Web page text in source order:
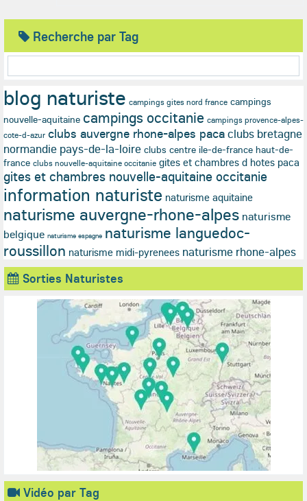
Recherche par Tag
blog naturiste campings gites nord france campings
nouvelle-aquitaine campings occitanie campings provence-alpes-
cote-d-azur clubs auvergne rhone-alpes pacaclubs bretagne
normandie pays-de-la-loire clubs centre ile-de-france haut-de-
france clubs nouvelle-aquitaine occitanie gites et chambres d hotes paca
gites et chambres nouvelle-aquitaine occitanie
information naturiste naturisme aquitaine
naturisme auvergne-rhone-alpes naturisme
belgique naturisme espagne naturisme languedoc-
roussillon naturisme midi-pyrenees naturisme rhone-alpes
Sorties Naturistes
Vidéo par Tag